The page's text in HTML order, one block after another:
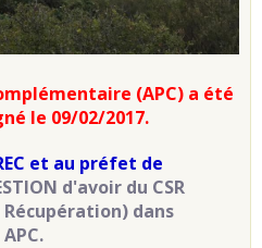
(APC) a été
le 09/02/2017.
et au préfet de
d'avoir du CSR
dans